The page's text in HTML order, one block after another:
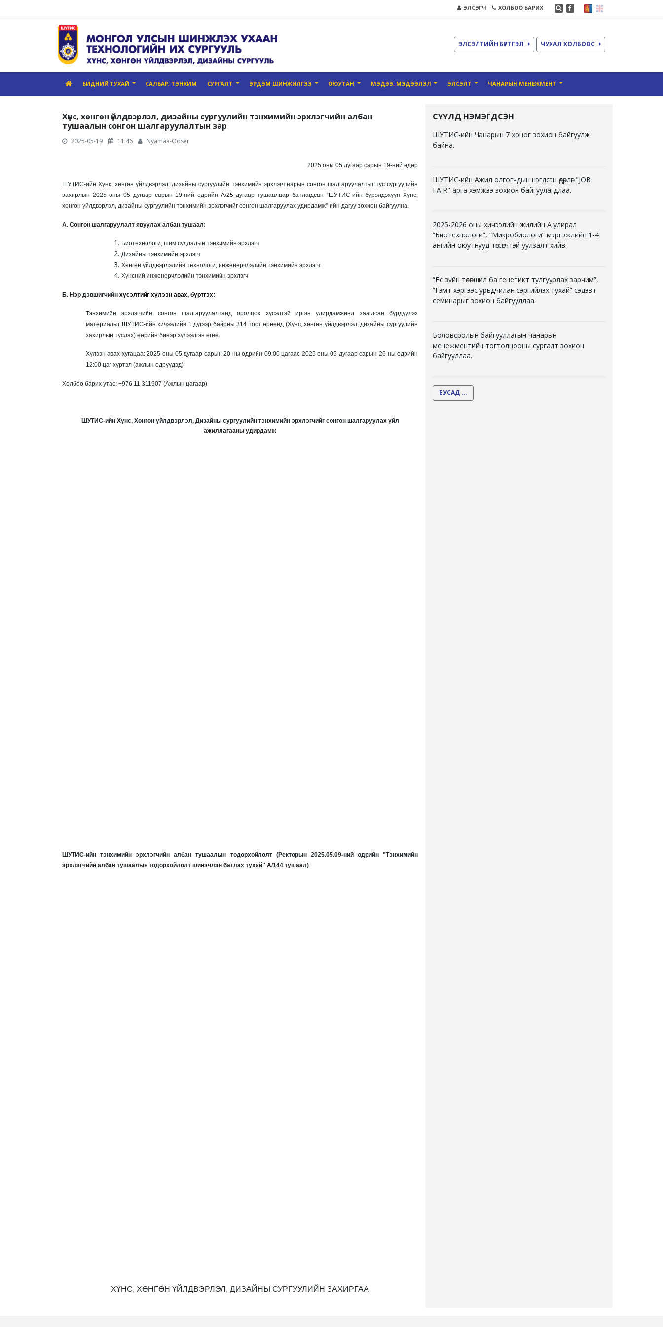
ЭЛСЭГЧ ХОЛБОО БАРИХ
ЭЛСЭЛТИЙН БҮРТГЭЛ ЧУХАЛ ХОЛБООС
БИДНИЙ ТУХАЙ САЛБАР, ТЭНХИМ СУРГАЛТ ЭРДЭМ ШИНЖИЛГЭЭ ОЮУТАН МЭДЭЭ, МЭДЭЭЛЭЛ ЭЛСЭЛТ ЧАНАРЫН МЕНЕЖМЕНТ
Хүнс, хөнгөн үйлдвэрлэл, дизайны сургуулийн тэнхимийн эрхлэгчийн албан
тушаалын сонгон шалгаруулалтын зар
2025-05-19 11:46 Nyamaa-Odser
2025 оны 05 дугаар сарын 19-ний өдөр
ШУТИС-ийн Хүнс, хөнгөн үйлдвэрлэл, дизайны сургуулийн тэнхимийн эрхлэгч нарын сонгон шалгаруулалтыг тус сургуулийн
захирлын 2025 оны 05 дугаар сарын 19-ний өдрийн А/25 дугаар тушаалаар батлагдсан “ШУТИС-ийн бүрэлдэхүүн Хүнс,
хөнгөн үйлдвэрлэл, дизайны сургуулийн тэнхимийн эрхлэгчийг сонгон шалгаруулах удирдамж”-ийн дагуу зохион байгуулна.
А. Сонгон шалгаруулалт явуулах албан тушаал:
Биотехнологи, шим судлалын тэнхимийн эрхлэгч
Дизайны тэнхимийн эрхлэгч
Хөнгөн үйлдвэрлэлийн технологи, инженерчлэлийн тэнхимийн эрхлэгч
Хүнсний инженерчлэлийн тэнхимийн эрхлэгч
Б. Нэр дэвшигчийн хүсэлтийг хүлээн авах, бүртгэх:
Тэнхимийн эрхлэгчийн сонгон шалгаруулалтанд оролцох хүсэлтэй иргэн удирдамжинд заагдсан бүрдүүлэх
материалыг ШУТИС-ийн хичээлийн 1 дүгээр байрны 314 тоот өрөөнд (Хүнс, хөнгөн үйлдвэрлэл, дизайны сургуулийн
захирлын туслах) өөрийн биеэр хүлээлгэн өгнө.
Хүлээн авах хугацаа: 2025 оны 05 дугаар сарын 20-ны өдрийн 09:00 цагаас 2025 оны 05 дугаар сарын 26-ны өдрийн
12:00 цаг хүртэл (ажлын өдрүүдэд)
Холбоо барих утас: +976 11 311907 (Ажлын цагаар)
ШУТИС-ийн Хүнс, Хөнгөн үйлдвэрлэл, Дизайны сургуулийн тэнхимийн эрхлэгчийг сонгон шалгаруулах үйл
ажиллагааны удирдамж
ШУТИС-ийн тэнхимийн эрхлэгчийн албан тушаалын тодорхойлолт (Ректорын 2025.05.09-ний өдрийн "Тэнхимийн
эрхлэгчийн албан тушаалын тодорхойлолт шинэчлэн батлах тухай" А/144 тушаал)
ХҮНС, ХӨНГӨН ҮЙЛДВЭРЛЭЛ, ДИЗАЙНЫ СУРГУУЛИЙН ЗАХИРГАА
СҮҮЛД НЭМЭГДСЭН
ШУТИС-ийн Чанарын 7 хоног зохион байгуулж
байна.
ШУТИС-ийн Ажил олгогчдын нэгдсэн өдөрлөг "JOB
FAIR" арга хэмжээ зохион байгуулагдлаа.
2025-2026 оны хичээлийн жилийн А улирал
“Биотехнологи”, “Микробиологи” мэргэжлийн 1-4
ангийн оюутнууд төгсөгчтэй уулзалт хийв.
“Ёс зүйн төлөвшил ба генетикт тулгуурлах зарчим”,
“Гэмт хэргээс урьдчилан сэргийлэх тухай” сэдэвт
семинарыг зохион байгууллаа.
Боловсролын байгууллагын чанарын
менежментийн тогтолцооны сургалт зохион
байгууллаа.
БУСАД ...